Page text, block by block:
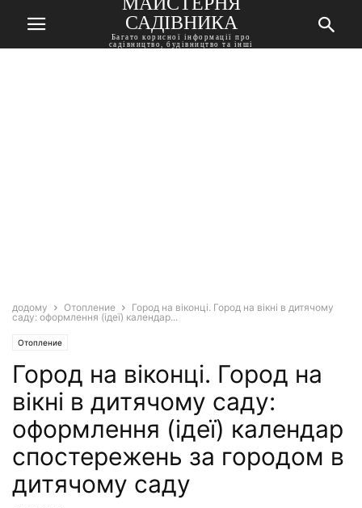
САДІВНИКА
Багато корисної інформації про
садівництво, будівництво та інші
додому Отопление
Город на віконці. Город на вікні в дитячому
саду: оформлення (ідеї) календар...
Отопление
Город на віконці. Город на
вікні в дитячому саду:
оформлення (ідеї) календар
спостережень за городом в
дитячому саду